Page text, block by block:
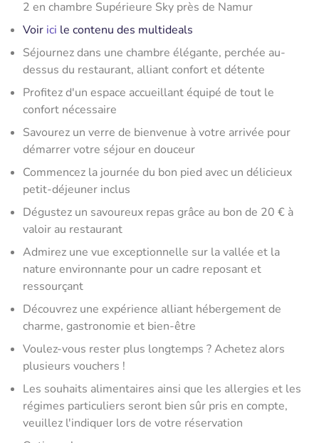
2 en chambre Supérieure Sky près de Namur
Voir ici le contenu des multideals
Séjournez dans une chambre élégante, perchée au-
dessus du restaurant, alliant confort et détente
Profitez d'un espace accueillant équipé de tout le
confort nécessaire
Savourez un verre de bienvenue à votre arrivée pour
démarrer votre séjour en douceur
Commencez la journée du bon pied avec un délicieux
petit-déjeuner inclus
Dégustez un savoureux repas grâce au bon de 20 € à
valoir au restaurant
Admirez une vue exceptionnelle sur la vallée et la
nature environnante pour un cadre reposant et
ressourçant
Découvrez une expérience alliant hébergement de
charme, gastronomie et bien-être
Voulez-vous rester plus longtemps ? Achetez alors
plusieurs vouchers !
Les souhaits alimentaires ainsi que les allergies et les
régimes particuliers seront bien sûr pris en compte,
veuillez l'indiquer lors de votre réservation